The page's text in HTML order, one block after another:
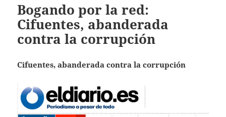
Bogando por la red:
Cifuentes, abanderada
contra la corrupción
Cifuentes, abanderada contra la corrupción